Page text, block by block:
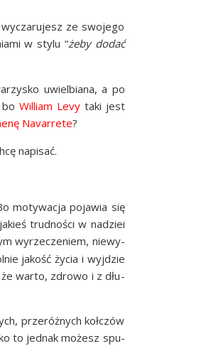
ze swo­je­go
w sty­lu “żeby dodać
uwiel­bia­na, a po
Wil­liam Levytaki jest
Navar­re­te?
napisać.
moty­wa­cja poja­wia się
trud­no­ści w nadziei
wyrze­cze­niem, nie­wy­
jakość życia i wyj­dzie
war­to, zdro­wo i z dłu­
prze­róż­nych koł­czów
to jed­nak możesz spu­